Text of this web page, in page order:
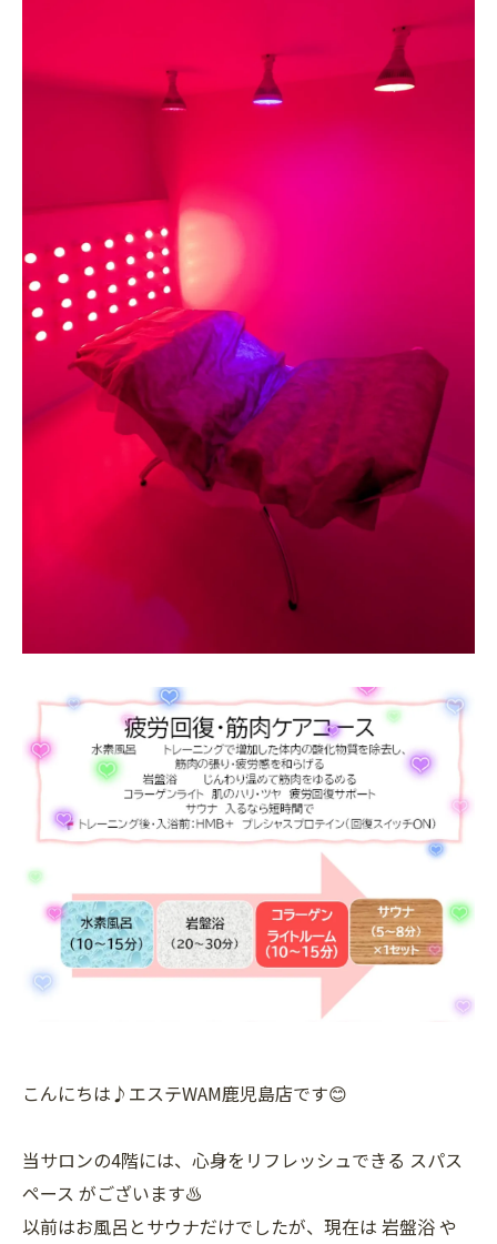
こんにちは♪エステWAM鹿児島店です😊
当サロンの4階には、心身をリフレッシュできる スパス
ペース がございます♨️
以前はお風呂とサウナだけでしたが、現在は 岩盤浴 や